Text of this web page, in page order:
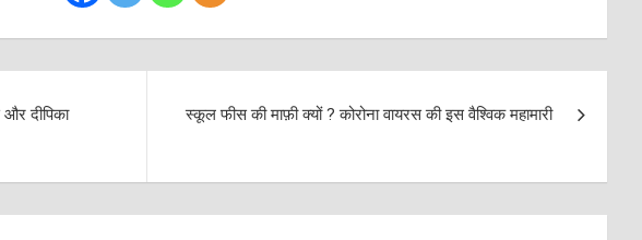
दीपिका
स्कूल फीस की माफ़ी क्यों ? कोरोना वायरस की इस वैश्विक महामारी